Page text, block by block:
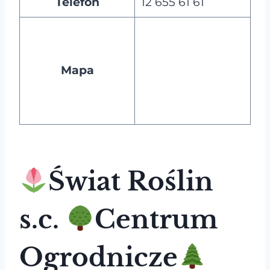
Mapa
Świat Roślin
s.c.
Centrum
Ogrodnicze